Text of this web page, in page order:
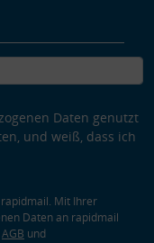
Daten genutzt
und weiß, dass ich
Mit Ihrer
Daten an rapidmail
AGB und